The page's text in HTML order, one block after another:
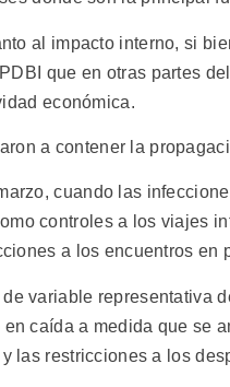
al impacto interno, si
que en otras partes
económica.
a contener la
cuando las
controles a los viajes
a los encuentros en
variable representativa
caída a medida que se
las restricciones a los